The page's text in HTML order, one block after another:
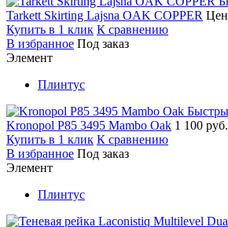
Tarkett Skirting Lajsna OAK COPPER
Купить в 1 клик К сравнению
В избранное Под заказ
Элемент
Плинтус
Kronopol P85 3495 Mambo Oak 1 100 руб.
Купить в 1 клик К сравнению
В избранное Под заказ
Элемент
Плинтус